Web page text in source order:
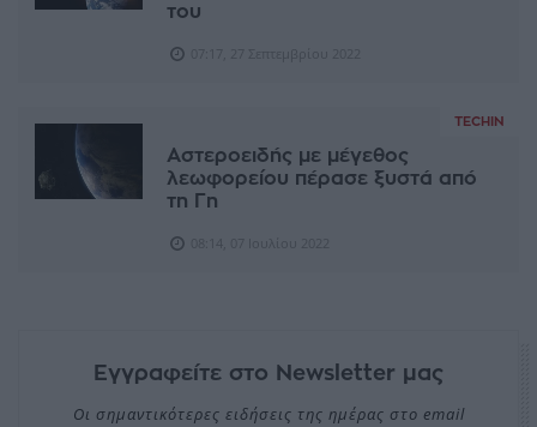
του
TECHIN
Αστεροειδής με μέγεθος
λεωφορείου πέρασε ξυστά από
τη Γη
Εγγραφείτε στο Newsletter μας
Οι σημαντικότερες ειδήσεις της ημέρας στο email